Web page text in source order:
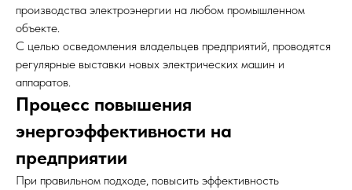
производства электроэнергии на любом промышленном
объекте.
С целью осведомления владельцев предприятий, проводятся
регулярные выставки новых электрических машин и
аппаратов.
Процесс повышения
энергоэффективности на
предприятии
При правильном подходе, повысить эффективность